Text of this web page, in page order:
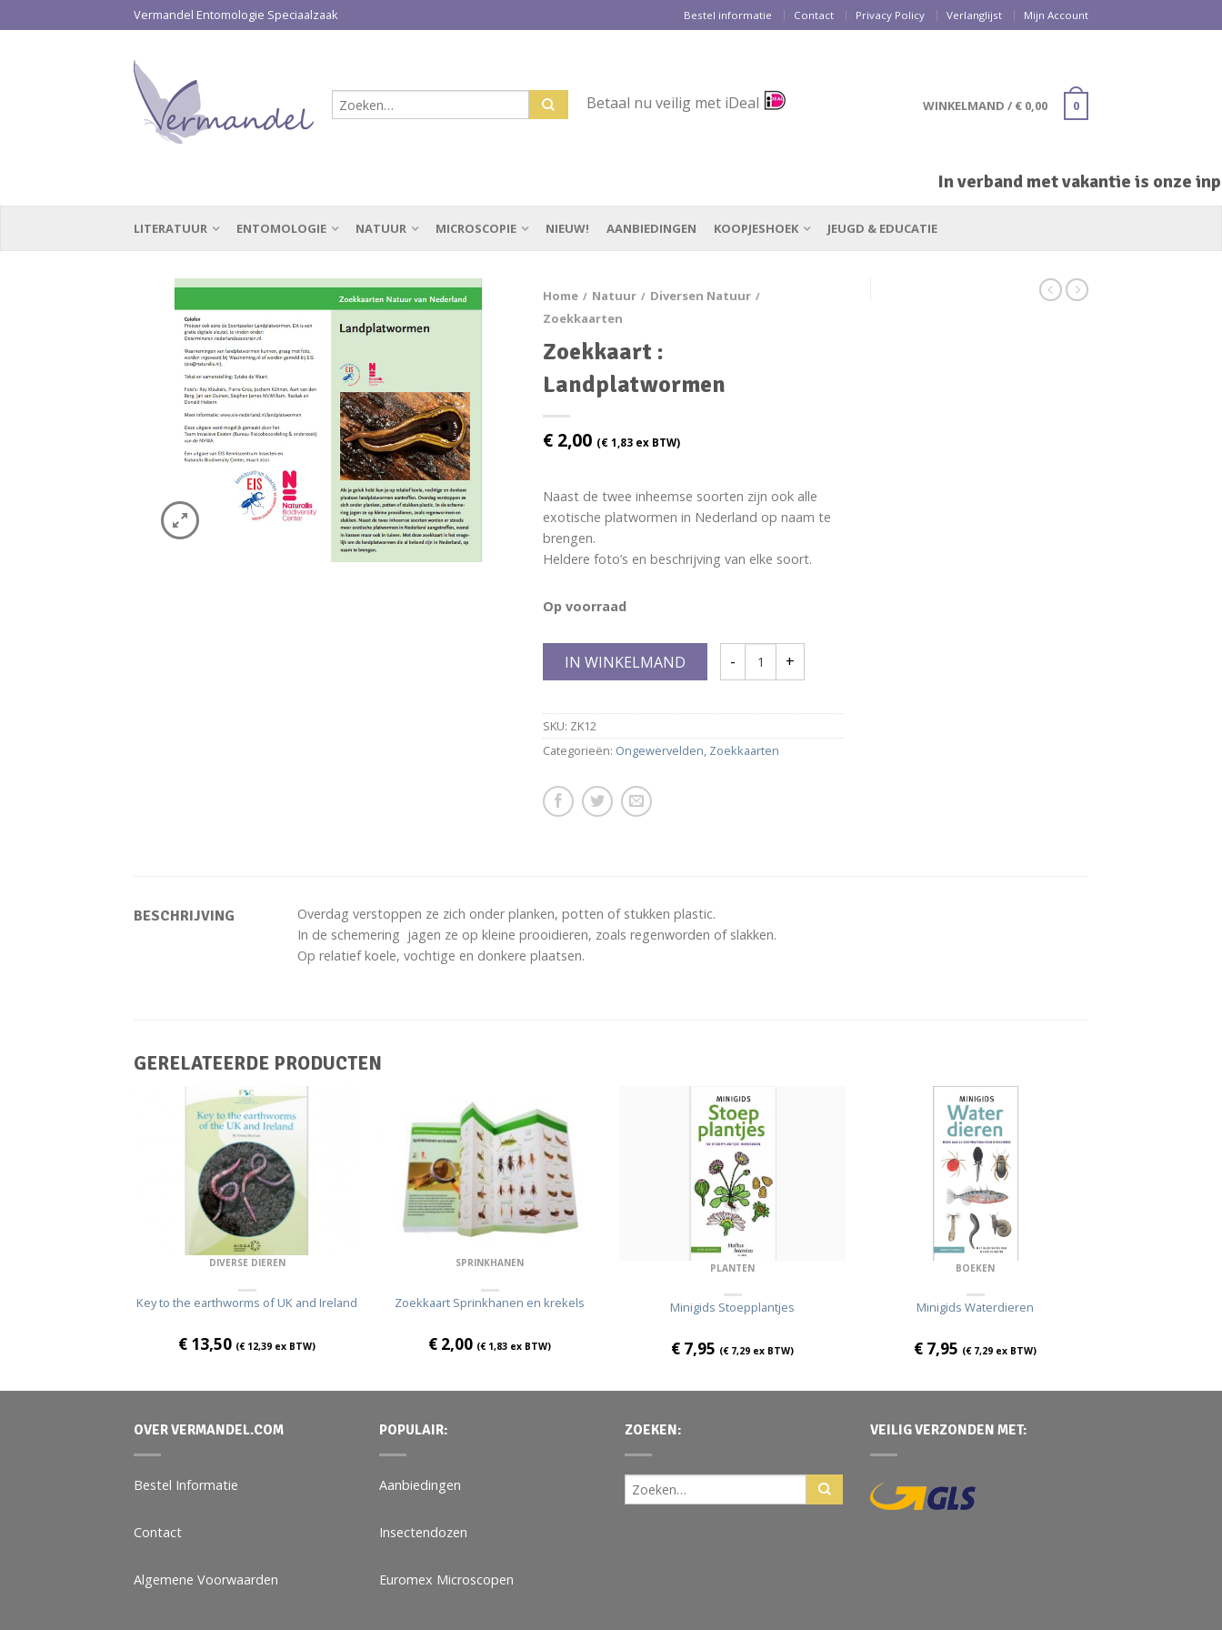
Vermandel Entomologie Speciaalzaak Bestel informatie Contact Privacy Policy Verlanglijst Mijn Account
Betaal nu veilig met iDeal WINKELMAND / € 0,00 0
In verband met vakantie is onze
LITERATUUR ENTOMOLOGIE NATUUR MICROSCOPIE NIEUW! AANBIEDINGEN KOOPJESHOEK JEUGD & EDUCATIE
Home / Natuur / Diversen Natuur /
Zoekkaarten
Zoekkaart :
Landplatwormen
€ 2,00 (€ 1,83 ex BTW)
Naast de twee inheemse soorten zijn ook alle
exotische platwormen in Nederland op naam te
brengen.
Heldere foto’s en beschrijving van elke soort.
Op voorraad
IN WINKELMAND
SKU: ZK12
Categorieën: Ongewervelden, Zoekkaarten
BESCHRIJVING
Overdag verstoppen ze zich onder planken, potten of stukken plastic.
In de schemering jagen ze op kleine prooidieren, zoals regenworden of slakken.
Op relatief koele, vochtige en donkere plaatsen.
GERELATEERDE PRODUCTEN
DIVERSE DIEREN
Key to the earthworms of UK and Ireland
€ 13,50 (€12,39 ex BTW)
SPRINKHANEN
Zoekkaart Sprinkhanen en krekels
€ 2,00 (€1,83 ex BTW)
PLANTEN
Minigids Stoepplantjes
€ 7,95 (€7,29 ex BTW)
BOEKEN
Minigids Waterdieren
€ 7,95 (€7,29 ex BTW)
OVER VERMANDEL.COM
Bestel Informatie
Contact
Algemene Voorwaarden
POPULAIR:
Aanbiedingen
Insectendozen
Euromex Microscopen
ZOEKEN: VEILIG VERZONDEN MET: